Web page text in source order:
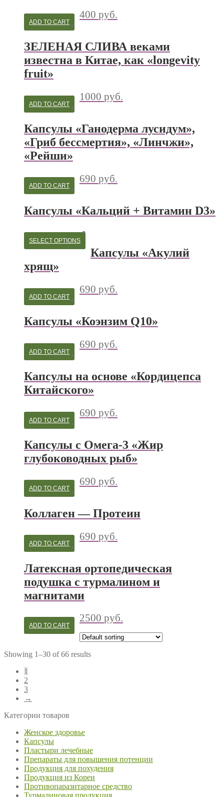
400 руб.
ADD TO CART
ЗЕЛЕНАЯ СЛИВА веками
известна в Китае, как «longevity
fruit»
1000 руб.
ADD TO CART
Капсулы «Ганодерма лусидум»,
«Гриб бессмертия», «Линчжи»,
«Рейши»
690 руб.
ADD TO CART
Капсулы «Кальций + Витамин D3»
SELECT OPTIONS
Капсулы «Акулий
хрящ»
690 руб.
ADD TO CART
Капсулы «Коэнзим Q10»
690 руб.
ADD TO CART
Капсулы на основе «Кордицепса
Китайского»
690 руб.
ADD TO CART
Капсулы с Омега-3 «Жир
глубоководных рыб»
690 руб.
ADD TO CART
Коллаген — Протеин
690 руб.
ADD TO CART
Латексная ортопедическая
подушка с турмалином и
магнитами
2500 руб.
ADD TO CART
Showing 1–30 of 66 results
1
2
3
→
Категории товаров
Женское здоровье
Капсулы
Пластыри лечебные
Препараты для повышения потенции
Продукция для похудения
Продукция из Кореи
Противопаразитарное средство